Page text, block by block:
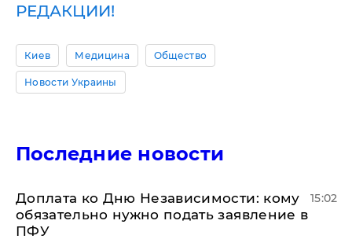
РЕДАКЦИИ!
Киев Медицина Общество
Новости Украины
Последние новости
Доплата ко Дню Независимости: кому
обязательно нужно подать заявление в
ПФУ
15:02